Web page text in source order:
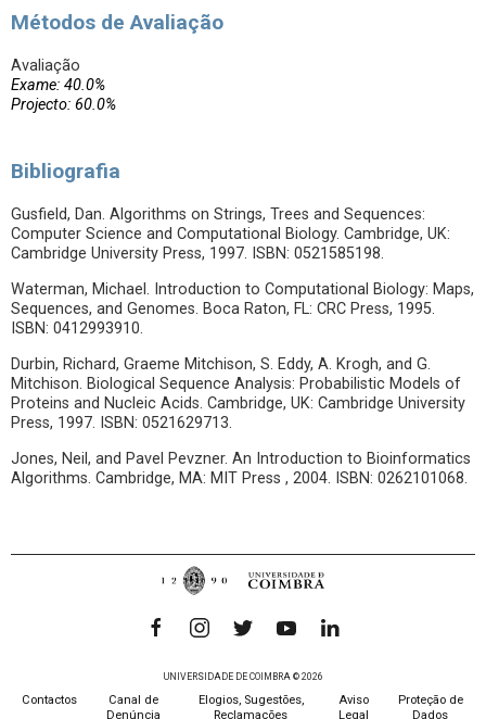
Métodos de Avaliação
Avaliação
Exame: 40.0%
Projecto: 60.0%
Bibliografia
Gusfield, Dan. Algorithms on Strings, Trees and Sequences:
Computer Science and Computational Biology. Cambridge, UK:
Cambridge University Press, 1997. ISBN: 0521585198.
Waterman, Michael. Introduction to Computational Biology: Maps,
Sequences, and Genomes. Boca Raton, FL: CRC Press, 1995.
ISBN: 0412993910.
Durbin, Richard, Graeme Mitchison, S. Eddy, A. Krogh, and G.
Mitchison. Biological Sequence Analysis: Probabilistic Models of
Proteins and Nucleic Acids. Cambridge, UK: Cambridge University
Press, 1997. ISBN: 0521629713.
Jones, Neil, and Pavel Pevzner. An Introduction to Bioinformatics
Algorithms. Cambridge, MA: MIT Press , 2004. ISBN: 0262101068.
UNIVERSIDADE DE COIMBRA © 2026
Contactos
Canal de
Denúncia
Elogios, Sugestões,
Reclamações
Aviso
Legal
Proteção de
Dados